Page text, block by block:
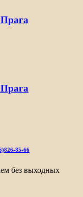
85-66
без выходных